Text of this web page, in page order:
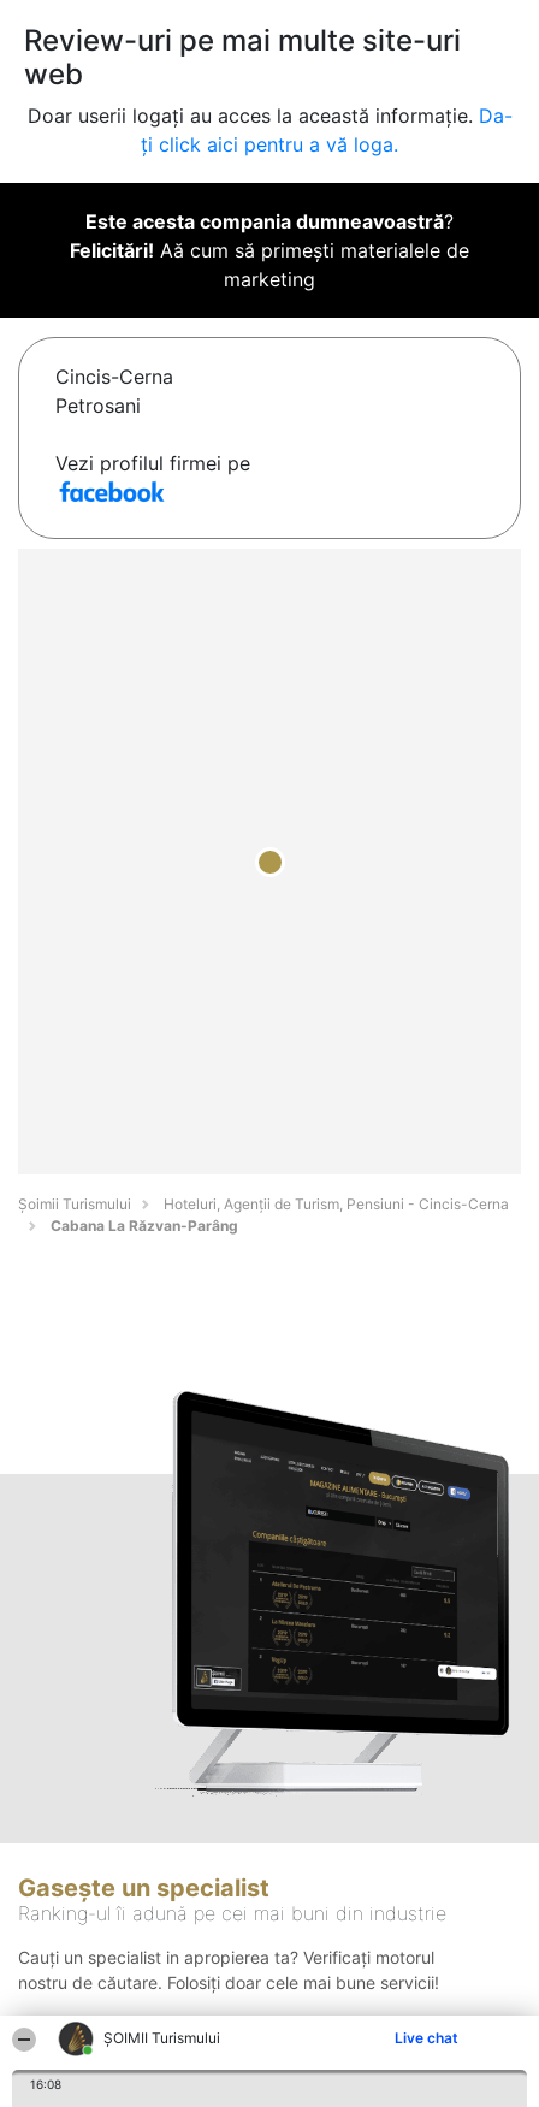
ȘOIMII Turismului Live chat
16:08
Review-uri pe mai multe site-uri
web
Doar userii logați au acces la această informație. Da-
ți click aici pentru a vă loga.
Este acesta compania dumneavoastră?
Felicitări! Aă cum să primești materialele de
marketing
Cincis-Cerna
Petrosani
Vezi profilul firmei pe
Șoimii Turismului
Hoteluri, Agenții de Turism, Pensiuni - Cincis-Cerna
Cabana La Răzvan-Parâng
Gasește un specialist
Ranking-ul îi adună pe cei mai buni din industrie
Cauți un specialist in apropierea ta? Verificați motorul
nostru de căutare. Folosiți doar cele mai bune servicii!